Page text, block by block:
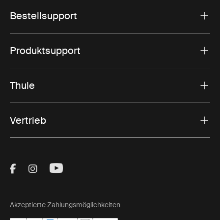
Bestellsupport
Produktsupport
Thule
Vertrieb
Visit Thule on Facebook (external link)
Visit Thule on Instagram (external link)
Visit Thule on Youtube (external
Akzeptierte Zahlungsmöglichkeiten